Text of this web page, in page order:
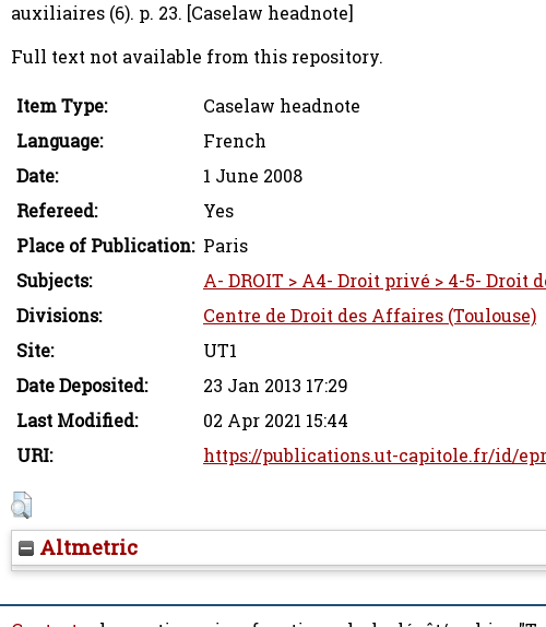
auxiliaires (6). p. 23. [Caselaw headnote]
Full text not available from this repository.
Item Type:
Caselaw headnote
Language:
French
Date:
1 June 2008
Refereed:
Yes
Place of Publication: Paris
Subjects:
A- DROIT > A4- Droit privé > 4-5- Droit
Divisions:
Centre de Droit des Affaires (Toulouse)
Site:
UT1
Date Deposited:
23 Jan 2013 17:29
Last Modified:
02 Apr 2021 15:44
URI:
https://publications.ut-capitole.fr/id/
Altmetric